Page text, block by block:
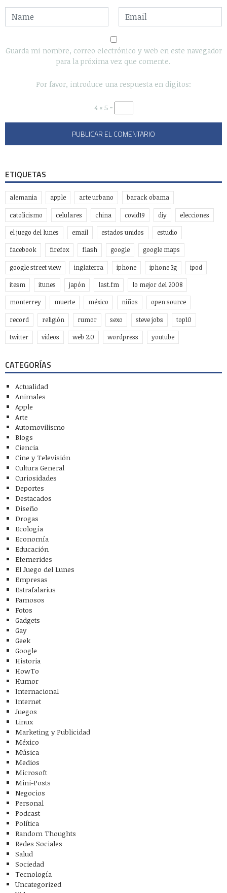
Guarda mi nombre, correo electrónico y web en este navegador
para la próxima vez que comente.
Por favor, introduce una respuesta en dígitos:
4 × 5 =
ETIQUETAS
alemania apple arte urbano barack obama
catolicismo celulares china covid19 diy elecciones
el juego del lunes email estados unidos estudio
facebook firefox flash google google maps
google street view inglaterra iphone iphone 3g ipod
itesm itunes japón last.fm lo mejor del 2008
monterrey muerte méxico niños open source
record religión rumor sexo steve jobs top10
twitter videos web 2.0 wordpress youtube
CATEGORÍAS
Actualidad
Animales
Apple
Arte
Automovilismo
Blogs
Ciencia
Cine y Televisión
Cultura General
Curiosidades
Deportes
Destacados
Diseño
Drogas
Ecología
Economía
Educación
Efemerides
El Juego del Lunes
Empresas
Estrafalarius
Famosos
Fotos
Gadgets
Gay
Geek
Google
Historia
HowTo
Humor
Internacional
Internet
Juegos
Linux
Marketing y Publicidad
México
Música
Medios
Microsoft
Mini-Posts
Negocios
Personal
Podcast
Política
Random Thoughts
Redes Sociales
Salud
Sociedad
Tecnología
Uncategorized